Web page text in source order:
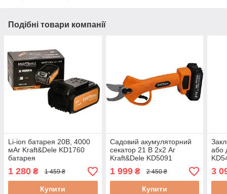
Подібні товари компанії
Li-ion батарея 20В, 4000
мАг Kraft&Dele KD1760
батарея
1 280 ₴ 1 459 ₴
Купити
Садовий акумуляторний
секатор 21 В 2х2 Аг
Kraft&Dele KD5091
акумуляторний секатор
садовий секатор для
дерев
1 999₴ 2 450 ₴
Купити
або
3